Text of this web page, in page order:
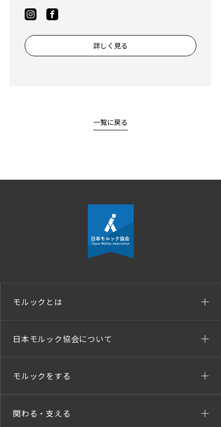
詳しく見る
一覧に戻る
モルックとは
日本モルック協会について
モルックをする
関わる・支える